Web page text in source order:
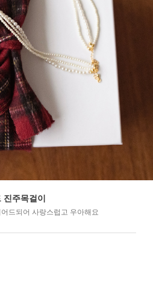
주목걸이
드되어 사랑스럽고 우아해요